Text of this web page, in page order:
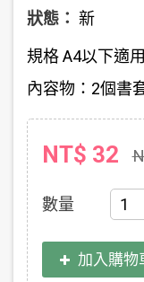
狀態： 新
規格 A4以下適用
內容物：2個書
NT$ 32
數量
加入購物